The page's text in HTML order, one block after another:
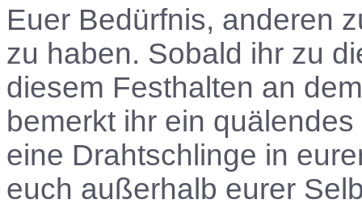
Euer Bedürfnis, anderen
zu haben. Sobald ihr zu
diesem Festhalten an
bemerkt ihr ein
eine Drahtschlinge in
euch außerhalb eurer